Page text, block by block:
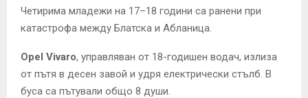
Четирима младежи на 17–18 години са ранени при
катастрофа между Блатска и Абланица.
Opel Vivaro, управляван от 18-годишен водач, излиза
от пътя в десен завой и удря електрически стълб. В
буса са пътували общо 8 души.